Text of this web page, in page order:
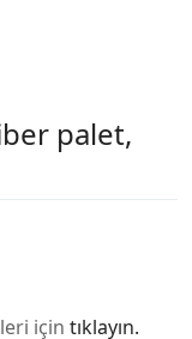
palet,
için tıklayın.